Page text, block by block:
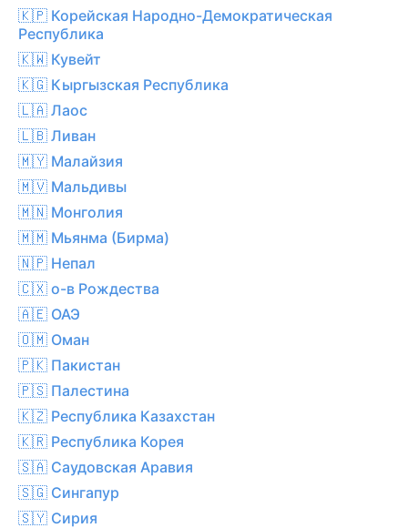
🇰🇵 Корейская Народно-Демократическая
Республика
🇰🇼 Кувейт
🇰🇬 Кыргызская Республика
🇱🇦 Лаос
🇱🇧 Ливан
🇲🇾 Малайзия
🇲🇻 Мальдивы
🇲🇳 Монголия
🇲🇲 Мьянма (Бирма)
🇳🇵 Непал
🇨🇽 о-в Рождества
🇦🇪 ОАЭ
🇴🇲 Оман
🇵🇰 Пакистан
🇵🇸 Палестина
🇰🇿 Республика Казахстан
🇰🇷 Республика Корея
🇸🇦 Саудовская Аравия
🇸🇬 Сингапур
🇸🇾 Сирия